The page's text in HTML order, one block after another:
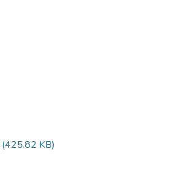
(425.82 KB)